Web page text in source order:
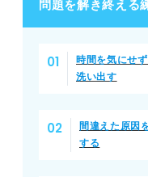
問題を解き終える
時間を気にせ
洗い出す
間違えた原因
する